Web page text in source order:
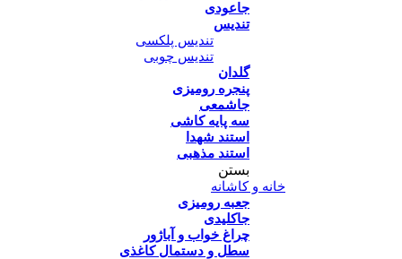
جاعودی
تندیس
تندیس پلکسی
تندیس چوبی
گلدان
پنجره رومیزی
جاشمعی
سه پایه کاشی
استند شهدا
استند مذهبی
بستن
خانه و کاشانه
جعبه رومیزی
جاکلیدی
چراغ خواب و آباژور
سطل و دستمال کاغذی